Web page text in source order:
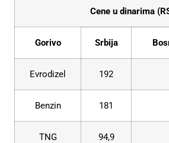
Cene u dinarima
Gorivo Srbija
Evrodizel 192
Benzin 181
TNG 94,9